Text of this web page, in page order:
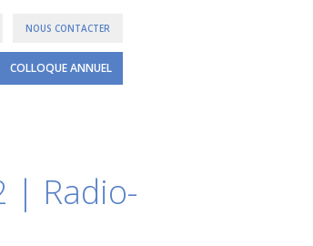
NOUS CONTACTER
COLLOQUE ANNUEL
| Radio-